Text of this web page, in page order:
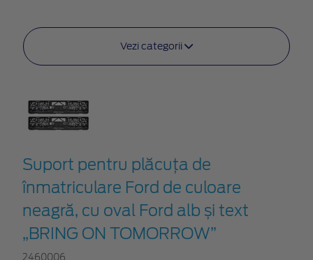
Vezi categorii
Suport pentru plăcuța de
înmatriculare Ford de culoare
neagră, cu oval Ford alb și text
„BRING ON TOMORROW”
2460006